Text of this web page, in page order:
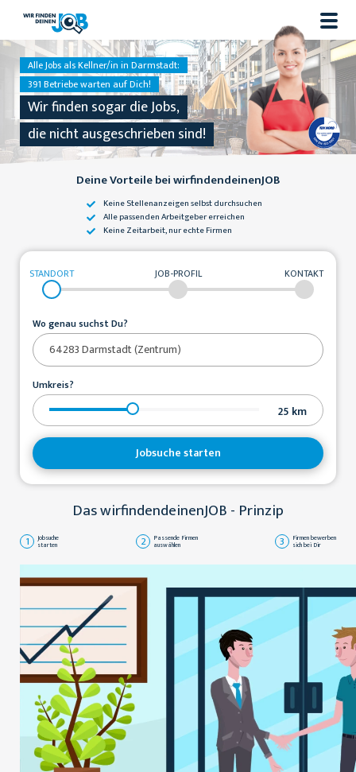
Alle Jobs als Kellner/in in Darmstadt:
391 Betriebe warten auf Dich!
Wir finden sogar die Jobs,
die nicht ausgeschrieben sind!
Deine Vorteile bei wirfindendeinenJOB
Keine Stellenanzeigenselbst durchsuchen
Alle passendenArbeitgeber erreichen
Keine Zeitarbeit,nur echte Firmen
STANDORT JOB-PROFIL KONTAKT
Wo genau suchst Du?
Umkreis?
25 km
Jobsuche starten
Das wirfindendeinenJOB - Prinzip
1 Jobsuche
starten 2 Passende Firmen
auswählen 3 Firmen bewerben
sich bei Dir